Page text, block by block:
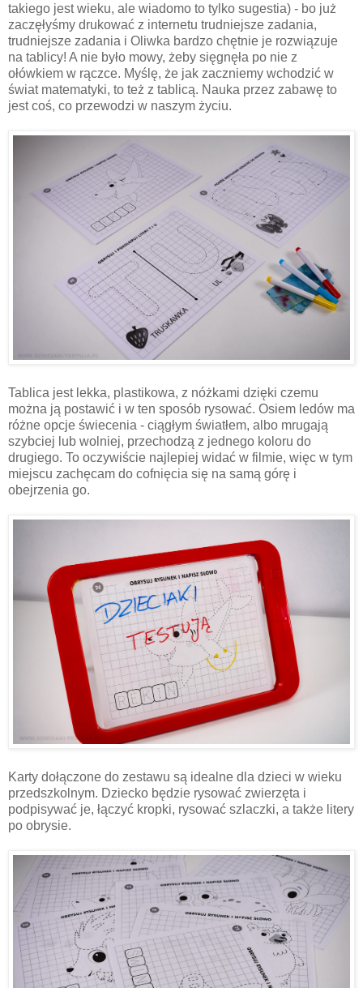
takiego jest wieku, ale wiadomo to tylko sugestia) - bo już
zaczęłyśmy drukować z internetu trudniejsze zadania,
trudniejsze zadania i Oliwka bardzo chętnie je rozwiązuje
na tablicy! A nie było mowy, żeby sięgnęła po nie z
ołówkiem w rączce. Myślę, że jak zaczniemy wchodzić w
świat matematyki, to też z tablicą. Nauka przez zabawę to
jest coś, co przewodzi w naszym życiu.
Tablica jest lekka, plastikowa, z nóżkami dzięki czemu
można ją postawić i w ten sposób rysować. Osiem ledów ma
różne opcje świecenia - ciągłym światłem, albo mrugają
szybciej lub wolniej, przechodzą z jednego koloru do
drugiego. To oczywiście najlepiej widać w filmie, więc w tym
miejscu zachęcam do cofnięcia się na samą górę i
obejrzenia go.
Karty dołączone do zestawu są idealne dla dzieci w wieku
przedszkolnym. Dziecko będzie rysować zwierzęta i
podpisywać je, łączyć kropki, rysować szlaczki, a także litery
po obrysie.